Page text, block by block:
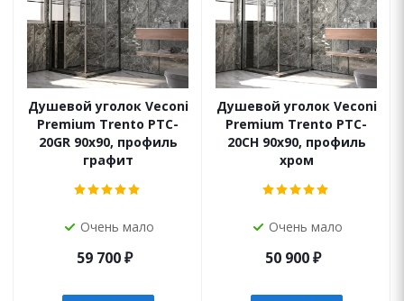
Душевой уголок Veconi
Premium Trento PTC-
20GR 90x90, профиль
графит
Очень мало
59 700₽
Душевой уголок Veconi
Premium Trento PTC-
20CH 90x90, профиль
хром
Очень мало
50 900₽